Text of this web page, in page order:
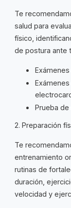
Te
salud para
físico,
de postura ante
Prueba
2. Preparación
Te
entrenamiento
rutinas de
duración,
velocidad y